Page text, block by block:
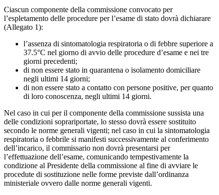
Ciascun componente della commissione convocato per
l’espletamento delle procedure per l’esame di stato dovrà dichiarare
(Allegato 1):
l’assenza di sintomatologia respiratoria o di febbre superiore a
37.5°C nel giorno di avvio delle procedure d’esame e nei tre
giorni precedenti;
di non essere stato in quarantena o isolamento domiciliare
negli ultimi 14 giorni;
di non essere stato a contatto con persone positive, per quanto
di loro conoscenza, negli ultimi 14 giorni.
Nel caso in cui per il componente della commissione sussista una
delle condizioni soprariportate, lo stesso dovrà essere sostituito
secondo le norme generali vigenti; nel caso in cui la sintomatologia
respiratoria o febbrile si manifesti successivamente al conferimento
dell’incarico, il commissario non dovrà presentarsi per
l’effettuazione dell’esame, comunicando tempestivamente la
condizione al Presidente della commissione al fine di avviare le
procedute di sostituzione nelle forme previste dall’ordinanza
ministeriale ovvero dalle norme generali vigenti.